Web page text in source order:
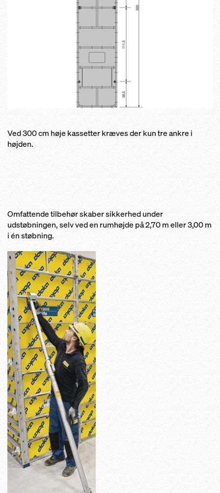
Ved 300 cm høje kassetter kræves der kun tre ankre i
højden.
Omfattende tilbehør skaber sikkerhed under
udstøbningen, selv ved en rumhøjde på 2,70 m eller 3,00 m
i én støbning.